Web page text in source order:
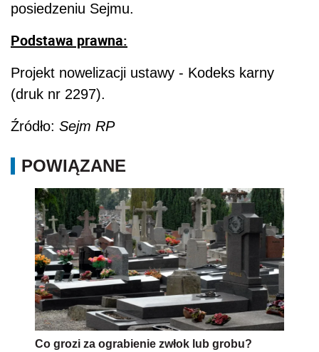
posiedzeniu Sejmu.
Podstawa prawna:
Projekt nowelizacji ustawy - Kodeks karny
(druk nr 2297).
Źródło: Sejm RP
POWIĄZANE
Co grozi za ograbienie zwłok lub grobu?